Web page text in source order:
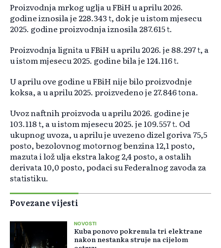
Proizvodnja mrkog uglja u FBiH u aprilu 2026.
godine iznosila je 228.343 t, dok je u istom mjesecu
2025. godine proizvodnja iznosila 287.615 t.
Proizvodnja lignita u FBiH u aprilu 2026. je 88.297 t, a
u istom mjesecu 2025. godine bila je 124.116 t.
U aprilu ove godine u FBiH nije bilo proizvodnje
koksa, a u aprilu 2025. proizvedeno je 27.846 tona.
Uvoz naftnih proizvoda u aprilu 2026. godine je
103.118 t, a u istom mjesecu 2025. je 109.557 t. Od
ukupnog uvoza, u aprilu je uvezeno dizel goriva 75,5
posto, bezolovnog motornog benzina 12,1 posto,
mazuta i lož ulja ekstra lakog 2,4 posto, a ostalih
derivata 10,0 posto, podaci su Federalnog zavoda za
statistiku.
Povezane vijesti
NOVOSTI
Kuba ponovo pokrenula tri elektrane
nakon nestanka struje na cijelom